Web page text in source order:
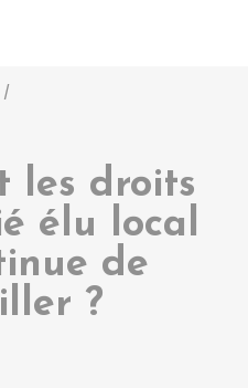
/
les droits
élu local
de
?